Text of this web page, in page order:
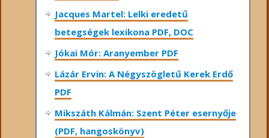
Jacques Martel: Lelki eredetű
betegségek lexikona PDF, DOC
Jókai Mór: Aranyember PDF
Lázár Ervin: A Négyszögletű Kerek Erdő
PDF
Mikszáth Kálmán: Szent Péter esernyője
(PDF, hangoskönyv)